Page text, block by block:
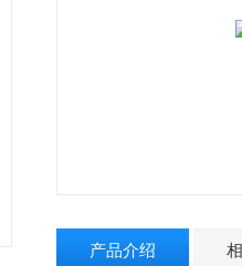
产品介绍